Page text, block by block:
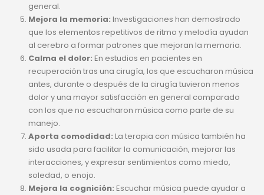
general.
Mejora la memoria: Investigaciones han demostrado
que los elementos repetitivos de ritmo y melodía ayudan
al cerebro a formar patrones que mejoran la memoria.
Calma el dolor: En estudios en pacientes en
recuperación tras una cirugía, los que escucharon música
antes, durante o después de la cirugía tuvieron menos
dolor y una mayor satisfacción en general comparado
con los que no escucharon música como parte de su
manejo.
Aporta comodidad: La terapia con música también ha
sido usada para facilitar la comunicación, mejorar las
interacciones, y expresar sentimientos como miedo,
soledad, o enojo.
Mejora la cognición: Escuchar música puede ayudar a